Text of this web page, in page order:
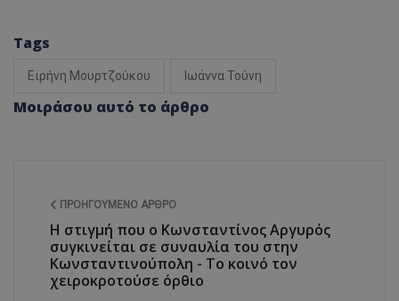
Tags
Ειρήνη Μουρτζούκου Ιωάννα Τούνη
Μοιράσου αυτό το άρθρο
ΠΡΟΗΓΟΎΜΕΝΟ ΆΡΘΡΟ
Η στιγμή που ο Κωνσταντίνος Αργυρός
συγκινείται σε συναυλία του στην
Κωνσταντινούπολη - Το κοινό τον
χειροκροτούσε όρθιο